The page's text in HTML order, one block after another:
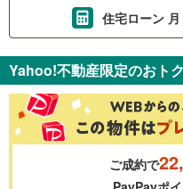
住宅ローン
金利
0.01%
Yahoo!不動産限定のおト
ご成約で